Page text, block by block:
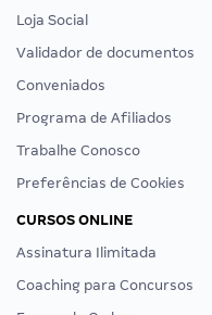
Loja Social
Validador de documentos
Conveniados
Programa de Afiliados
Trabalhe Conosco
Preferências de Cookies
CURSOS ONLINE
Assinatura Ilimitada
Coaching para Concursos